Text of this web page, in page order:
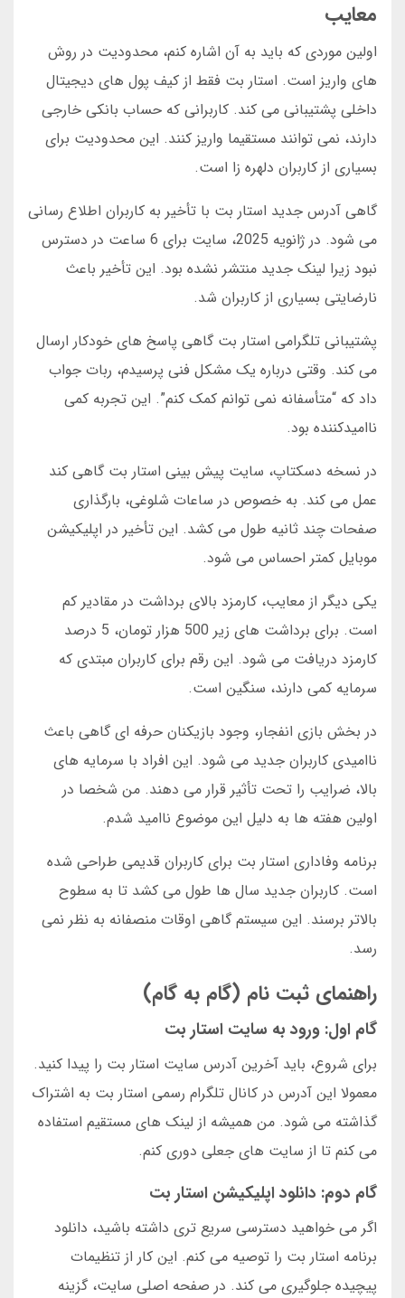
معایب
اولین موردی که باید به آن اشاره کنم، محدودیت در روش
های واریز است. استار بت فقط از کیف پول های دیجیتال
داخلی پشتیبانی می کند. کاربرانی که حساب بانکی خارجی
دارند، نمی توانند مستقیما واریز کنند. این محدودیت برای
بسیاری از کاربران دلهره زا است.
گاهی آدرس جدید استار بت با تأخیر به کاربران اطلاع رسانی
می شود. در ژانویه 2025، سایت برای 6 ساعت در دسترس
نبود زیرا لینک جدید منتشر نشده بود. این تأخیر باعث
نارضایتی بسیاری از کاربران شد.
پشتیبانی تلگرامی استار بت گاهی پاسخ های خودکار ارسال
می کند. وقتی درباره یک مشکل فنی پرسیدم، ربات جواب
داد که “متأسفانه نمی توانم کمک کنم”. این تجربه کمی
ناامیدکننده بود.
در نسخه دسکتاپ، سایت پیش بینی استار بت گاهی کند
عمل می کند. به خصوص در ساعات شلوغی، بارگذاری
صفحات چند ثانیه طول می کشد. این تأخیر در اپلیکیشن
موبایل کمتر احساس می شود.
یکی دیگر از معایب، کارمزد بالای برداشت در مقادیر کم
است. برای برداشت های زیر 500 هزار تومان، 5 درصد
کارمزد دریافت می شود. این رقم برای کاربران مبتدی که
سرمایه کمی دارند، سنگین است.
در بخش بازی انفجار، وجود بازیکنان حرفه ای گاهی باعث
ناامیدی کاربران جدید می شود. این افراد با سرمایه های
بالا، ضرایب را تحت تأثیر قرار می دهند. من شخصا در
اولین هفته ها به دلیل این موضوع ناامید شدم.
برنامه وفاداری استار بت برای کاربران قدیمی طراحی شده
است. کاربران جدید سال ها طول می کشد تا به سطوح
بالاتر برسند. این سیستم گاهی اوقات منصفانه به نظر نمی
رسد.
راهنمای ثبت نام (گام به گام)
گام اول: ورود به سایت استار بت
برای شروع، باید آخرین آدرس سایت استار بت را پیدا کنید.
معمولا این آدرس در کانال تلگرام رسمی استار بت به اشتراک
گذاشته می شود. من همیشه از لینک های مستقیم استفاده
می کنم تا از سایت های جعلی دوری کنم.
گام دوم: دانلود اپلیکیشن استار بت
اگر می خواهید دسترسی سریع تری داشته باشید، دانلود
برنامه استار بت را توصیه می کنم. این کار از تنظیمات
پیچیده جلوگیری می کند. در صفحه اصلی سایت، گزینه